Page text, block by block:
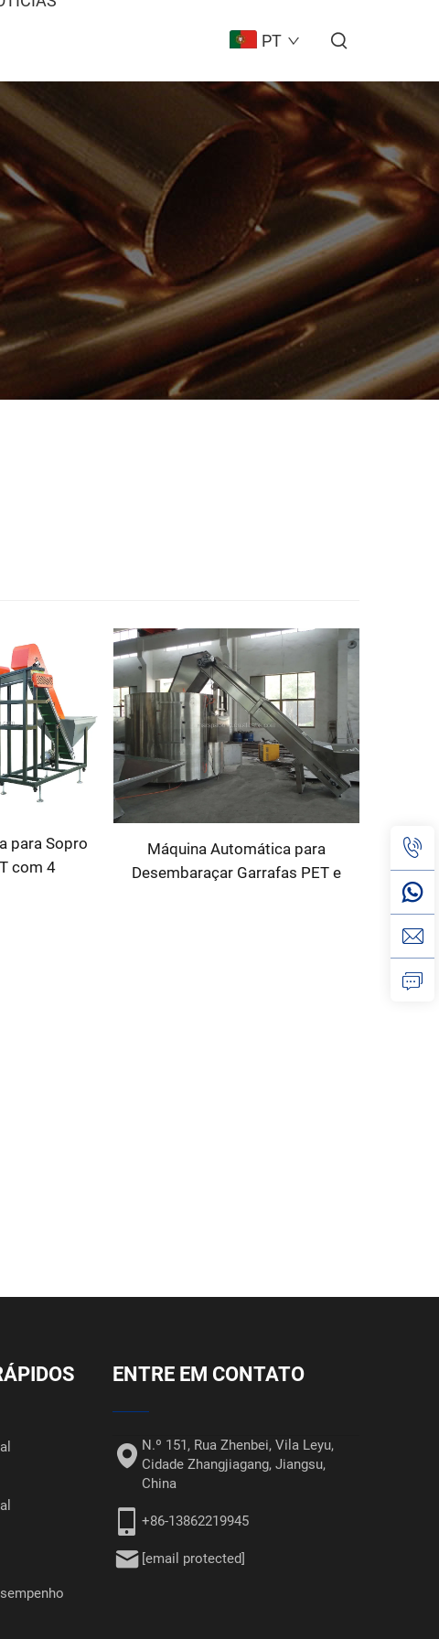
PT
para Sopro
com 4
Máquina Automática para
Desembaraçar Garrafas PET e
ENTRE EM CONTATO
N.º 151, Rua Zhenbei, Vila Leyu,
Cidade Zhangjiagang, Jiangsu,
China
+86-13862219945
[email protected]